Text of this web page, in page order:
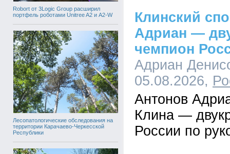
Robort от 3Logic Group расширил
портфель роботами Unitree A2 и A2-W
Лесопатологические обследования на
территории Карачаево-Черкесской
Республики
Клинский
Адриан —
чемпион
Адриан
05.08.2026,
Антонов
Клина —
России по